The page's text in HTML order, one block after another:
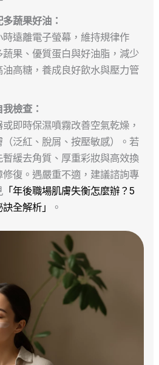
蔬果好油：
時遠離電子螢幕，維持規律作
蔬果、優質蛋白與好油脂，減少
高糖，養成良好飲水與壓力管
檢查：
即時保濕噴霧改善空氣乾燥，
（泛紅、脫屑、按壓敏感）。若
暫緩去角質、厚重彩妝與高效換
修復。遇嚴重不適，建議諮詢專
「年後職場肌膚失衡怎麼辦？5
全解析」
。